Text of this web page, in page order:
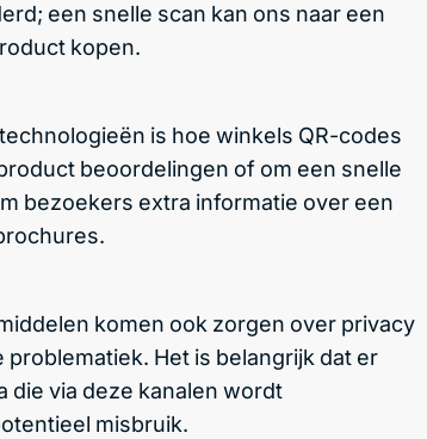
een snelle scan kan ons naar een
kopen.
is hoe winkels QR-codes
beoordelingen of om een snelle
bezoekers extra informatie over een
komen ook zorgen over privacy
Het is belangrijk dat er
die via deze kanalen wordt
misbruik.